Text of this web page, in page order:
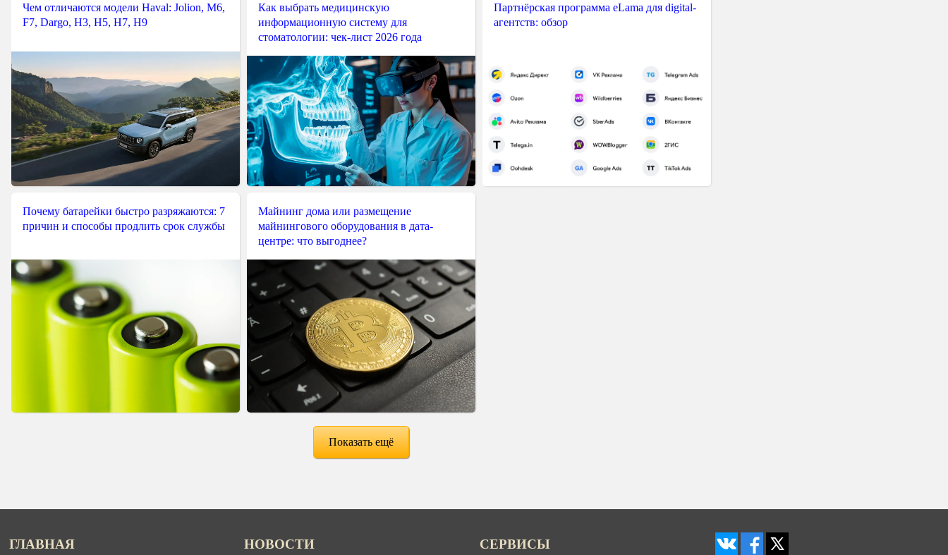
Чем отличаются модели Haval: Jolion, M6,
F7, Dargo, H3, H5, H7, H9
Как выбрать медицинскую
информационную систему для
стоматологии: чек-лист 2026 года
Партнёрская программа eLama для digital-
агентств: обзор
Почему батарейки быстро разряжаются: 7
причин и способы продлить срок службы
Майнинг дома или размещение
майнингового оборудования в дата-
центре: что выгоднее?
Показать ещё
ГЛАВНАЯ НОВОСТИ СЕРВИСЫ